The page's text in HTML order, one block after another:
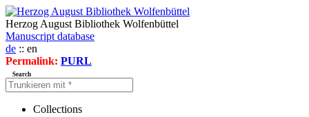
Herzog August Bibliothek Wolfenbüttel
Manuscript database
de :: en
Permalink: PURL
Search
Collections